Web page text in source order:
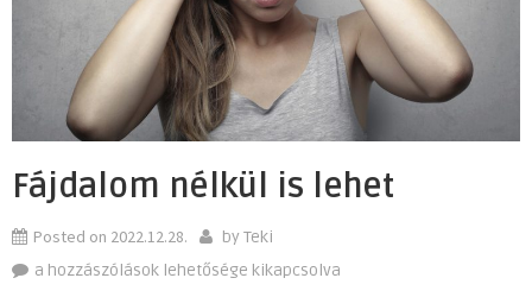
Fájdalom nélkül is lehet
Posted on 2022.12.28. byTeki
Fájdalom
a hozzászólások lehetősége kikapcsolva